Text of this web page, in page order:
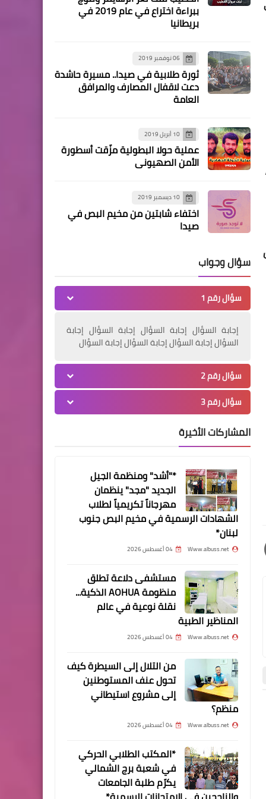
أخبار البص
شؤون اللاجئين في حماس
يطالب الدولة اللبنانية لإقرار
الفلسطينيين
مقالات
توقيف شخصين بعد ضبط
كمية من المخدرات في منزل
في طير دبا*
مقالات
رفعت شناعة مناضل وقائد
يعترف الجميع بدوره (بقلم /
عباس دبوق “ الجمعة “)
ثفافة و فنون
الهواتف الذكية تُقلل من أدائك
العقليّ حتى وهي مغلقةٌ.
فيديو
بالفيديو:الاونروا وعموم أهالي
البص ومنطقة صور يؤبنون
سالم
وجوه من مخيم البص
وجوه وناس من مخيم البص
ببراءة اختراع في عام 2019 في
بريطانيا
06 نوفمبر 2019
ثورة طلابية في صيدا.. مسيرة حاشدة
دعت لاقفال المصارف والمرافق
العامة
10 أبريل 2019
عملية حولا البطولية مزّقت أسطورة
الأمن الصهيوني
10 ديسمبر 2019
اختفاء شابتين من مخيم البص في
صيدا
سؤال وجواب
سؤال رقم 1
إجابة السؤال إجابة السؤال إجابة السؤال إجابة
السؤال إجابة السؤال إجابة السؤال إجابة السؤال
سؤال رقم 2
سؤال رقم 3
المشاركات الأخيرة
*"أشد" ومنظمة الجيل
الجديد "مجد" ينظمان
مهرجاناً تكريمياً لطلاب
الشهادات الرسمية في مخيم البص جنوب
لبنان*
Www.albuss.net 04 أغسطس 2026
مستشفى دلاعة تطلق
منظومة AOHUA الذكية...
نقلة نوعية في عالم
المناظير الطبية
Www.albuss.net 04 أغسطس 2026
من التلال إلى السيطرة كيف
تحول عنف المستوطنين
إلى مشروع استيطاني
منظم؟
Www.albuss.net 04 أغسطس 2026
*المكتب الطلابي الحركي
في شعبة برج الشمالي
يكرّم طلبة الجامعات